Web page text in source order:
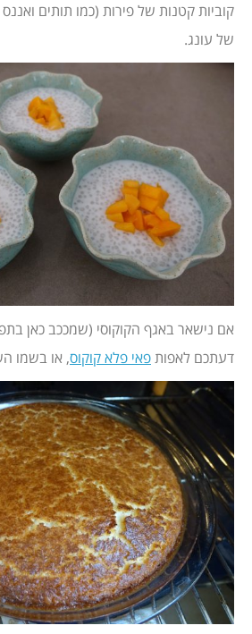
קוביות קטנות של פירות (כמו תותים
של עונג.
אם נישאר באגף הקוקוסי (שמככב כאן
דעתכם לאפותפאי פלא קוקוס, או בשמו